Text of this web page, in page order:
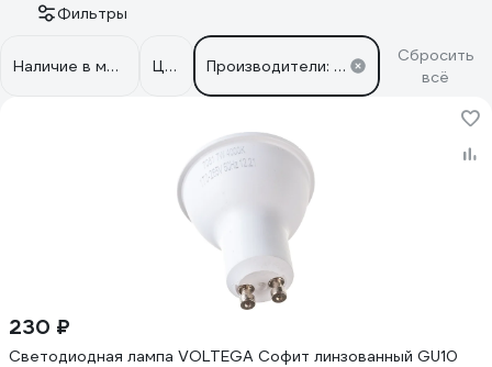
Фильтры
Наличие в магазинах Цена Производители: VOLTEGA
Сбросить
всё
230 ₽
Светодиодная лампа VOLTEGA Софит линзованный GU10